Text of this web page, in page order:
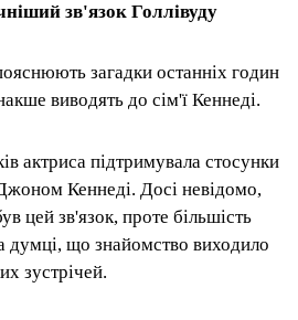
зв'язок Голлівуду
загадки останніх годин
виводять до сім'ї Кеннеді.
актриса підтримувала стосунки
Кеннеді. Досі невідомо,
цей зв'язок, проте більшість
думці, що знайомство виходило
зустрічей.